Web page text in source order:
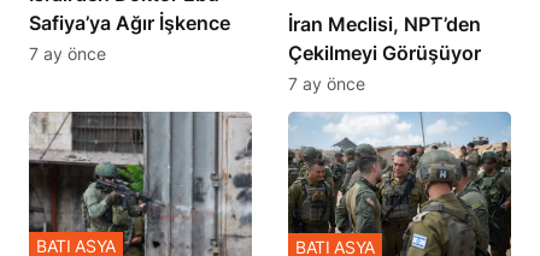
Safiya’ya Ağır İşkence
7 ay önce
İran Meclisi, NPT’den
Çekilmeyi Görüşüyor
7 ay önce
BATI ASYA BATI ASYA